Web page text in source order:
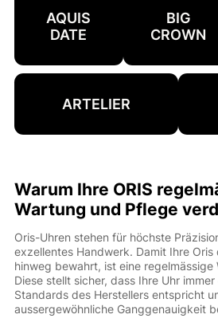
AQUIS
DATE
BIG
CROWN
ARTELIER
Warum Ihre ORIS
Wartung und Pflege
Oris-Uhren stehen für höchste
exzellentes Handwerk. Damit Ihre Oris
hinweg bewahrt, ist eine regelmässige
Diese stellt sicher, dass Ihre Uhr
Standards des Herstellers entspricht
aussergewöhnliche Ganggenauigkeit